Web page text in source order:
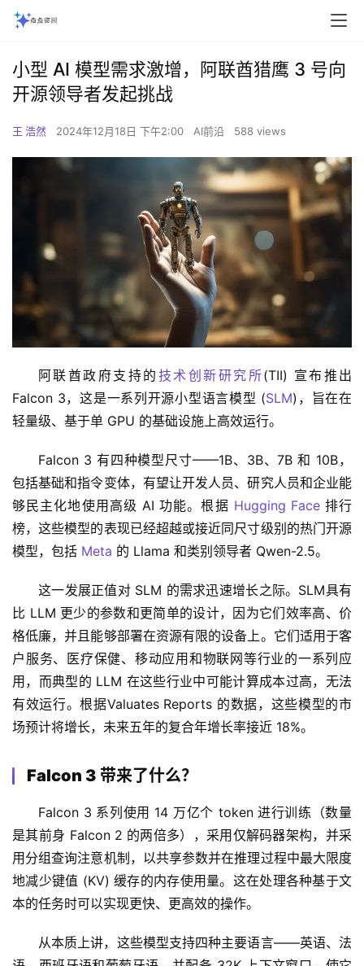
小型 AI 模型需求激增，阿联酋猎鹰 3 号向
开源领导者发起挑战
王 浩然 2024年12月18日 下午2:00 AI前沿 588 views
阿联酋政府支持的 技术创新研究所(TII) 宣布推出
Falcon 3，这是一系列开源小型语言模型 (SLM)，旨在在
轻量级、基于单 GPU 的基础设施上高效运行。
Falcon 3 有四种模型尺寸——1B、3B、7B 和 10B，
包括基础和指令变体，有望让开发人员、研究人员和企业能
够民主化地使用高级 AI 功能。根据 Hugging Face 排行
榜，这些模型的表现已经超越或接近同尺寸级别的热门开源
模型，包括 Meta 的 Llama 和类别领导者 Qwen-2.5。
这一发展正值对 SLM 的需求迅速增长之际。SLM具有
比 LLM 更少的参数和更简单的设计，因为它们效率高、价
格低廉，并且能够部署在资源有限的设备上。它们适用于客
户服务、医疗保健、移动应用和物联网等行业的一系列应
用，而典型的 LLM 在这些行业中可能计算成本过高，无法
有效运行。根据Valuates Reports 的数据，这些模型的市
场预计将增长，未来五年的复合年增长率接近 18%。
Falcon 3 带来了什么？
Falcon 3 系列使用 14 万亿个 token 进行训练（数量
是其前身 Falcon 2 的两倍多），采用仅解码器架构，并采
用分组查询注意机制，以共享参数并在推理过程中最大限度
地减少键值 (KV) 缓存的内存使用量。这在处理各种基于文
本的任务时可以实现更快、更高效的操作。
从本质上讲，这些模型支持四种主要语言——英语、法